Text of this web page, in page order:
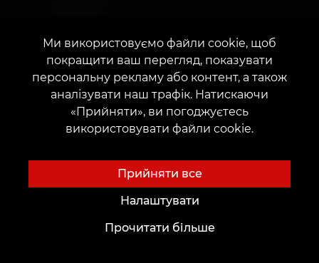
Ми використовуємо файли cookie, щоб
покращити ваш перегляд, показувати
персональну рекламу або контент, а також
аналізувати наш трафік. Натискаючи
«Прийняти», ви погоджуєтесь
використовувати файли cookie.
Прийняти все
Налаштувати
Прочитати більше